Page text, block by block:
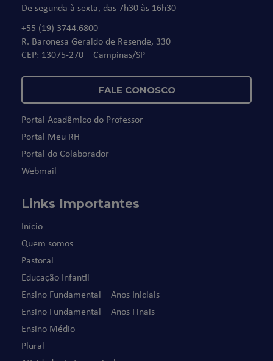
De segunda à sexta, das 7h30 às 16h30
+55 (19) 3744.6800
R. Baronesa Geraldo de Resende, 330
CEP: 13075-270 – Campinas/SP
FALE CONOSCO
Portal Acadêmico do Professor
Portal Meu RH
Portal do Colaborador
Webmail
Links Importantes
Início
Quem somos
Pastoral
Educação Infantil
Ensino Fundamental – Anos Iniciais
Ensino Fundamental – Anos Finais
Ensino Médio
Plural